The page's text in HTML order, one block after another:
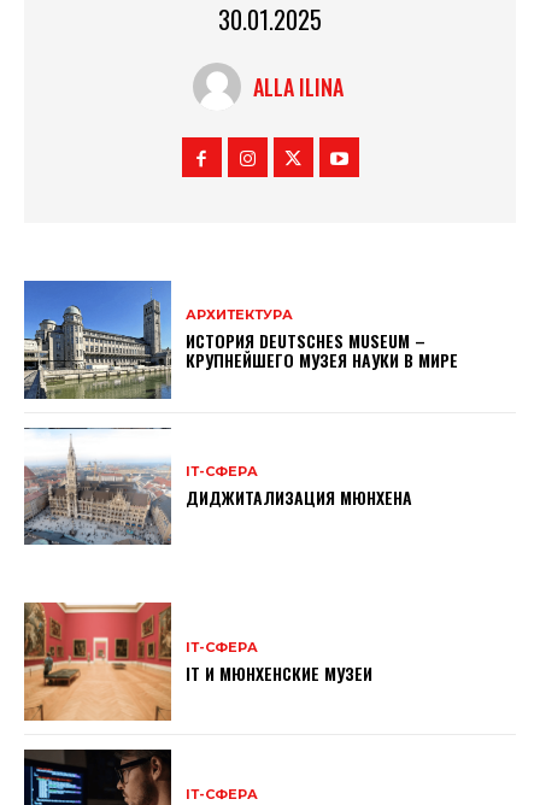
30.01.2025
ALLA ILINA
АРХИТЕКТУРА
ИСТОРИЯ DEUTSCHES MUSEUM –
КРУПНЕЙШЕГО МУЗЕЯ НАУКИ В МИРЕ
ІТ-СФЕРА
ДИДЖИТАЛИЗАЦИЯ МЮНХЕНА
ІТ-СФЕРА
IT И МЮНХЕНСКИЕ МУЗЕИ
ІТ-СФЕРА